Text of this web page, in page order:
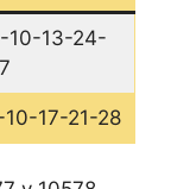
10-13-24-
10-17-21-28